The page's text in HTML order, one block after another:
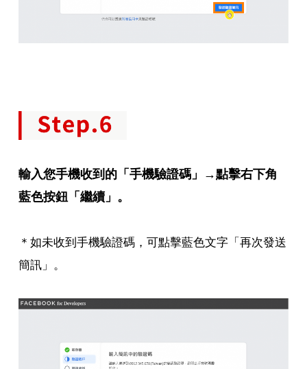
輸入您手機收到的「手機驗證碼」→點擊右下角
藍色按鈕「繼續」。
＊如未收到手機驗證碼，可點擊藍色文字「再次發送
簡訊」。